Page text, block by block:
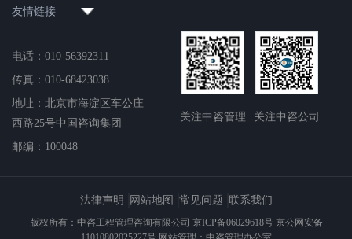
友情链接
电话：010-56392311
传真：010-68423038
地址：北京市海淀区车公庄
西路25号中国咨询集团
邮编：100048
关注中咨管理 关注中咨公司
法律声明 网站地图 常见问题 联系我们
版权所有：中咨工程管理咨询有限公司 京ICP备06029618号 京公网安备